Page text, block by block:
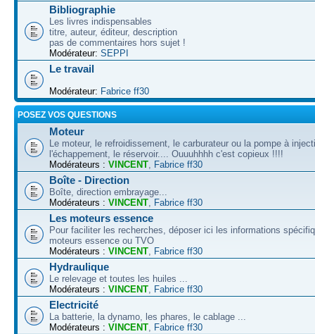
Bibliographie
Les livres indispensables
titre, auteur, éditeur, description
pas de commentaires hors sujet !
Modérateur: SEPPI
Le travail
Modérateur: Fabrice ff30
POSEZ VOS QUESTIONS
Moteur
Le moteur, le refroidissement, le carburateur ou la pompe à
l'échappement, le réservoir.... Ouuuhhhh c'est copieux !!!!
Modérateurs : VINCENT Fabrice ff30
Boîte - Direction
Boîte, direction embrayage...
Modérateurs : VINCENT Fabrice ff30
Les moteurs essence
Pour faciliter les recherches, déposer ici les informations
moteurs essence ou TVO
Modérateurs : VINCENT Fabrice ff30
Hydraulique
Le relevage et toutes les huiles ...
Modérateurs : VINCENT Fabrice ff30
Electricité
La batterie, la dynamo, les phares, le cablage ...
Modérateurs : VINCENT Fabrice ff30